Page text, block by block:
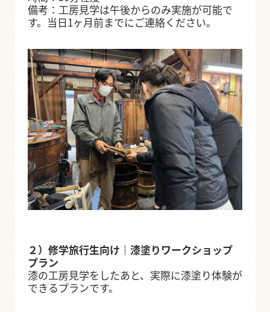
備考：工房見学は午後からのみ実施が可能で
す。当日1ヶ月前までにご連絡ください。
２）修学旅行生向け｜漆塗りワークショップ
プラン
漆の工房見学をしたあと、実際に漆塗り体験が
できるプランです。